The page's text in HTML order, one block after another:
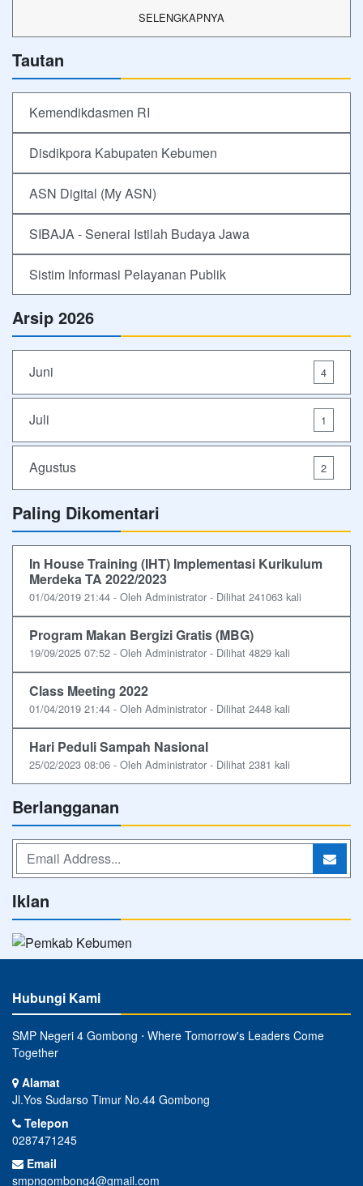
SELENGKAPNYA
Tautan
Kemendikdasmen RI
Disdikpora Kabupaten Kebumen
ASN Digital (My ASN)
SIBAJA - Senerai Istilah Budaya Jawa
Sistim Informasi Pelayanan Publik
Arsip 2026
Juni 4
Juli 1
Agustus 2
Paling Dikomentari
In House Training (IHT) Implementasi Kurikulum
Merdeka TA 2022/2023
01/04/2019 21:44 - Oleh Administrator - Dilihat 241063 kali
Program Makan Bergizi Gratis (MBG)
19/09/2025 07:52 - Oleh Administrator - Dilihat 4829 kali
Class Meeting 2022
01/04/2019 21:44 - Oleh Administrator - Dilihat 2448 kali
Hari Peduli Sampah Nasional
25/02/2023 08:06 - Oleh Administrator - Dilihat 2381 kali
Berlangganan
Iklan
Hubungi Kami
SMP Negeri 4 Gombong ⋅ Where Tomorrow's Leaders Come
Together
Alamat
Jl.Yos Sudarso Timur No.44 Gombong
Telepon
0287471245
Email
smpngombong4@gmail.com